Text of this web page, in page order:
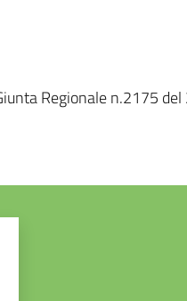
Regionale n.2175